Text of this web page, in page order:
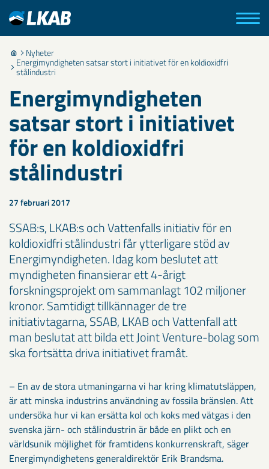
Nyheter
Energimyndigheten satsar stort i initiativet för en koldioxidfri
stålindustri
Energimyndigheten
satsar stort i initiativet
för en koldioxidfri
stålindustri
27 februari 2017
SSAB:s, LKAB:s och Vattenfalls initiativ för en
koldioxidfri stålindustri får ytterligare stöd av
Energimyndigheten. Idag kom beslutet att
myndigheten finansierar ett 4-årigt
forskningsprojekt om sammanlagt 102 miljoner
kronor. Samtidigt tillkännager de tre
initiativtagarna, SSAB, LKAB och Vattenfall att
man beslutat att bilda ett Joint Venture-bolag som
ska fortsätta driva initiativet framåt.
– En av de stora utmaningarna vi har kring klimatutsläppen,
är att minska industrins användning av fossila bränslen. Att
undersöka hur vi kan ersätta kol och koks med vätgas i den
svenska järn- och stålindustrin är både en plikt och en
världsunik möjlighet för framtidens konkurrenskraft, säger
Energimyndighetens generaldirektör Erik Brandsma.